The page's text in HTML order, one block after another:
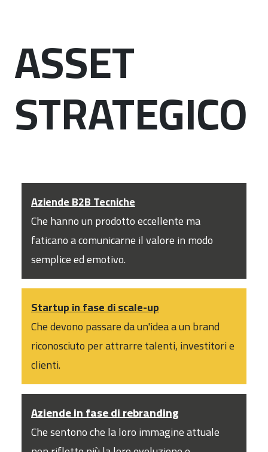
ASSET
STRATEGICO
Aziende B2B Tecniche
Che hanno un prodotto eccellente ma
faticano a comunicarne il valore in modo
semplice ed emotivo.
Startup in fase di scale-up
Che devono passare da un'idea a un brand
riconosciuto per attrarre talenti, investitori e
clienti.
Aziende in fase di rebranding
Che sentono che la loro immagine attuale